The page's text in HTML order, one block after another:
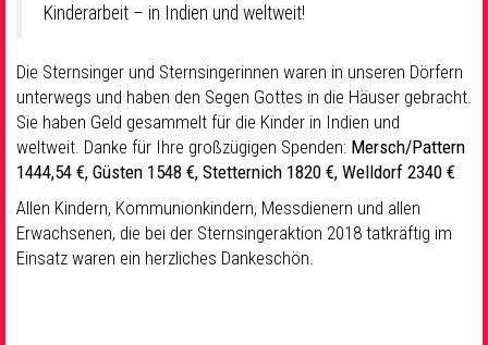
Sakramente & Feste
Musik& Kultur
Seelsorge & Kontakt
Kinderarbeit – in Indien und weltweit!
Die Sternsinger und Sternsingerinnen waren in unseren Dörfern
unterwegs und haben den Segen Gottes in die Häuser gebracht.
Sie haben Geld gesammelt für die Kinder in Indien und
weltweit. Danke für Ihre großzügigen Spenden: Mersch/Pattern
1444,54 €, Güsten 1548 €, Stetternich 1820 €, Welldorf 2340 €
Allen Kindern, Kommunionkindern, Messdienern und allen
Erwachsenen, die bei der Sternsingeraktion 2018 tatkräftig im
Einsatz waren ein herzliches Dankeschön.